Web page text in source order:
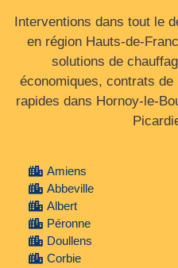
Interventions dans tout le
en région Hauts-de-
solutions de
économiques, contrats
rapides dans Hornoy-le-
Amiens
Abbeville
Albert
Péronne
Doullens
Corbie